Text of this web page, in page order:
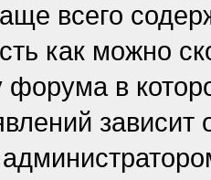
всего
как можно
форума в
зависит